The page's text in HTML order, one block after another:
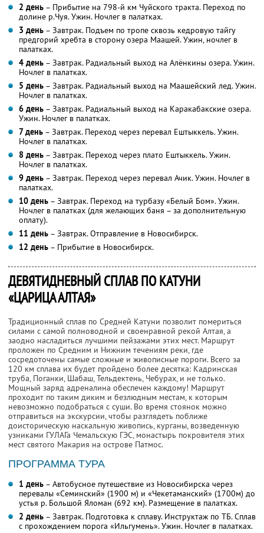
2 день – Прибытие на 798-й км Чуйского тракта. Переход по
долине р.Чуя. Ужин. Ночлег в палатках.
3 день – Завтрак. Подъем по тропе сквозь кедровую тайгу
предгорий хребта в сторону озера Маашей. Ужин, ночлег в
палатках.
4 день – Завтрак. Радиальный выход на Алёнкины озера. Ужин.
Ночлег в палатках.
5 день – Завтрак. Радиальный выход на Маашейский лед. Ужин.
Ночлег в палатках.
6 день – Завтрак. Радиальный выход на Каракабакские озера.
Ужин. Ночлег в палатках.
7 день – Завтрак. Переход через перевал Ештыккель. Ужин.
Ночлег в палатках.
8 день – Завтрак. Переход через плато Ештыккель. Ужин.
Ночлег в палатках.
9 день – Завтрак. Переход через перевал Ачик. Ужин. Ночлег в
палатках.
10 день – Завтрак. Переход на турбазу «Белый Бом». Ужин.
Ночлег в палатках (для желающих баня – за дополнительную
оплату).
11 день – Завтрак. Отправление в Новосибирск.
12 день – Прибытие в Новосибирск.
ДЕВЯТИДНЕВНЫЙ СПЛАВ ПО КАТУНИ
«ЦАРИЦА АЛТАЯ»
Традиционный сплав по Средней Катуни позволит помериться
силами с самой полноводной и своенравной рекой Алтая, а
заодно насладиться лучшими пейзажами этих мест. Маршрут
проложен по Средним и Нижним течениям реки, где
сосредоточены самые сложные и живописные пороги. Всего за
120 км сплава их будет пройдено более десятка: Кадринская
труба, Поганки, Шабаш, Тельдектень, Чебурах, и не только.
Мощный заряд адреналина обеспечен каждому! Маршрут
проходит по таким диким и безлюдным местам, к которым
невозможно подобраться с суши. Во время стоянок можно
отправиться на экскурсии, чтобы разглядеть поближе
доисторическую наскальную живопись, курганы, возведенную
узниками ГУЛАГа Чемальскую ГЭС, монастырь покровителя этих
мест святого Макария на острове Патмос.
ПРОГРАММА ТУРА
1 день – Автобусное путешествие из Новосибирска через
перевалы «Семинский» (1900 м) и «Чекетаманский» (1700м) до
устья р. Большой Яломан (692 км). Размещение в палатках.
2 день – Завтрак. Подготовка к сплаву. Инструктаж по ТБ. Сплав
с прохождением порога «Ильгумень». Ужин. Ночлег в палатках.